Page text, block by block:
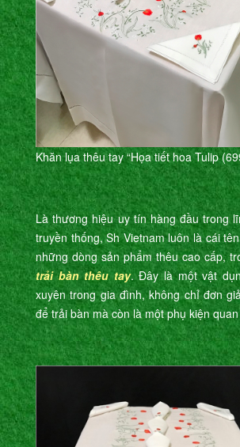
Khăn lụa thêu tay “Họa tiết hoa Tulip
Là thương hiệu uy tín hàng đầu trong
truyền thống, Sh Vietnam luôn là cái
những dòng sản phẩm thêu cao cấp,
trải bàn thêu tay. Đây là một vật
xuyên trong gia đình, không chỉ đơn
để trải bàn mà còn là một phụ kiện